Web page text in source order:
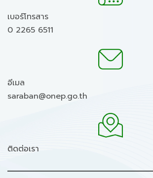
เบอร์โทรสาร
0 2265 6511
อีเมล
saraban@onep.go.th
ติดต่อเรา